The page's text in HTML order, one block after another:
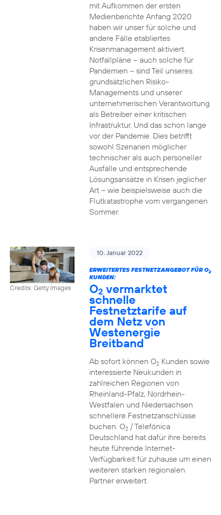
mit Aufkommen der ersten
Medienberichte Anfang 2020
haben wir unser für solche und
andere Fälle etabliertes
Krisenmanagement aktiviert.
Notfallpläne – auch solche für
Pandemien – sind Teil unseres
grundsätzlichen Risiko-
Managements und unserer
unternehmerischen Verantwortung
als Betreiber einer kritischen
Infrastruktur. Und das schon lange
vor der Pandemie. Dies betrifft
sowohl Szenarien möglicher
technischer als auch personeller
Ausfälle und entsprechende
Lösungsansätze in Krisen jeglicher
Art – wie beispielsweise auch die
Flutkatastrophe vom vergangenen
Sommer.
Credits: Getty Images
10. Januar 2022
ERWEITERTES FESTNETZANGEBOT FÜR O2
KUNDEN:
O2 vermarktet
schnelle
Festnetztarife auf
dem Netz von
Westenergie
Breitband
Ab sofort können O2Kunden sowie
interessierte Neukunden in
zahlreichen Regionen von
Rheinland-Pfalz, Nordrhein-
Westfalen und Niedersachsen
schnellere Festnetzanschlüsse
buchen. O2/ Telefónica
Deutschland hat dafür ihre bereits
heute führende Internet-
Verfügbarkeit für zuhause um einen
weiteren starken regionalen
Partner erweitert.